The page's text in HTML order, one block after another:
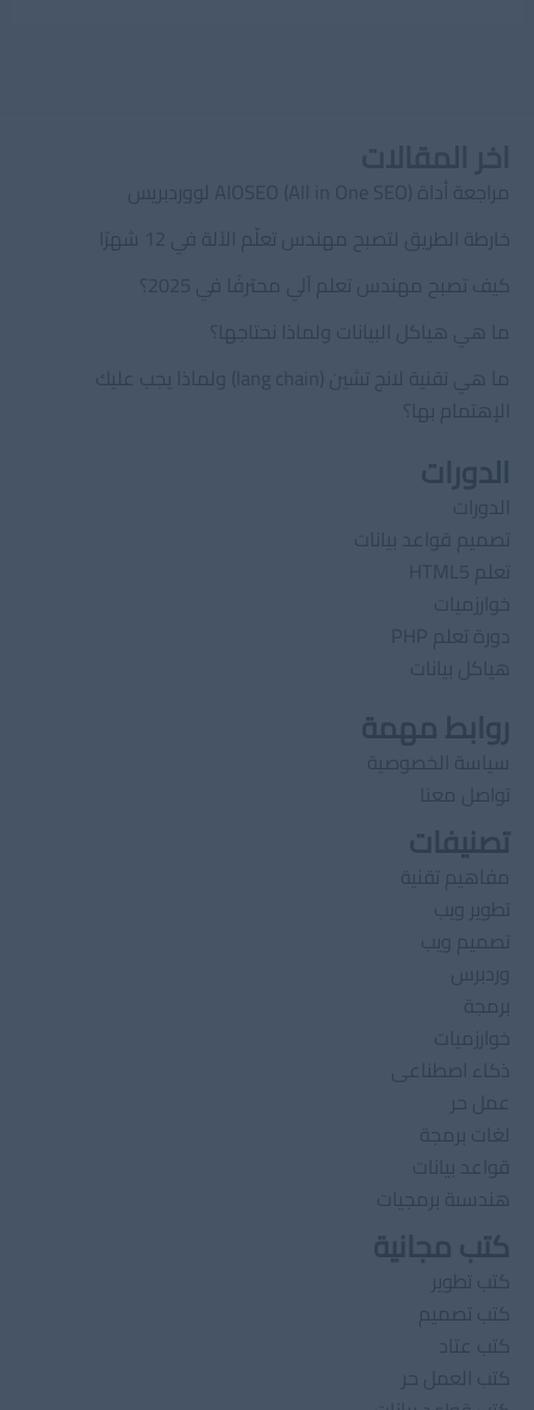
مراجعة أداة AIOSEO (All in One SEO) لووردبريس
خارطة الطريق لتصبح مهندس تعلّم الآلة في 12 شهرًا
كيف تصبح مهندس تعلم آلي محترفًا في 2025؟
ما هي هياكل البيانات ولماذا نحتاجها؟
ما هي تقنية لانج تشين (lang chain) ولماذا يجب عليك
الإهتمام بها؟
الدورات
الدورات
تصميم قواعد بيانات
تعلم HTML5
خوارزميات
دورة تعلم PHP
هياكل بيانات
روابط مهمة
سياسة الخصوصية
تواصل معنا
تصنيفات
مفاهيم تقنية
تطوير ويب
تصميم ويب
وردبرس
برمجة
خوارزميات
ذكاء اصطناعى
عمل حر
لغات برمجة
قواعد بيانات
هندسىة برمجيات
كتب مجانية
كتب تطوير
كتب تصميم
كتب عتاد
كتب العمل حر